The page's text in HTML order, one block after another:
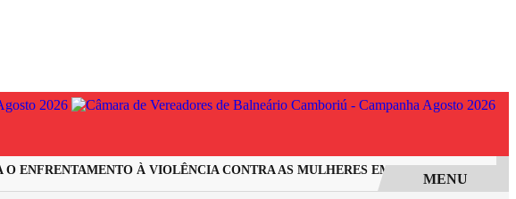
À VIOLÊNCIA CONTRA AS MULHERES EM SANTA CATARINA
MENU